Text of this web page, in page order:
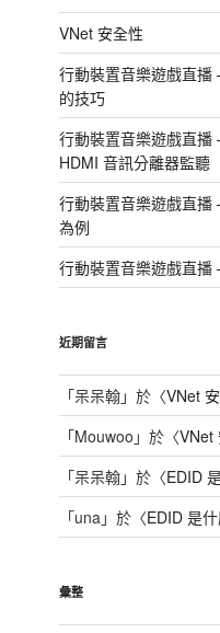
VNet 安全性
行動裝置音樂遊戲直播
的技巧
行動裝置音樂遊戲直播
HDMI 音訊分離器監聽
行動裝置音樂遊戲直播
為例
行動裝置音樂遊戲直播
近期留言
「呆呆翰」於〈VNet
「Mouwoo 」於〈VNet
「呆呆翰」於〈EDID
「una」於〈EDID 是
彙整